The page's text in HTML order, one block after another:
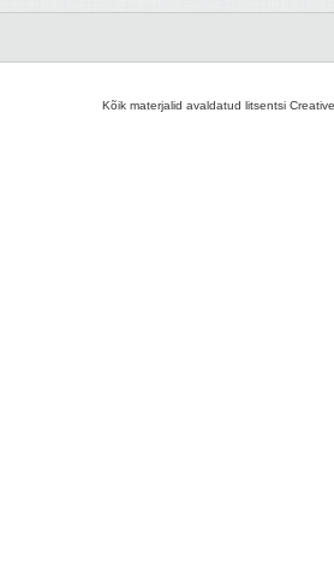
Kõik materjalid avaldatud litsentsi